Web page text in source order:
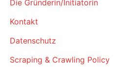
Die Gründerin/Initiatorin
Kontakt
Datenschutz
Scraping & Crawling Policy